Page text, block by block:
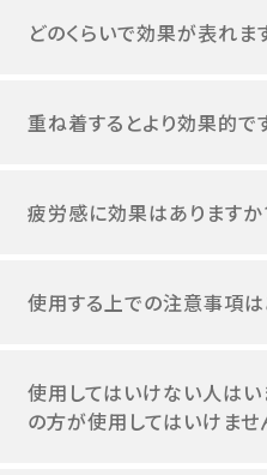
どのくらいで効果が表れま
重ね着するとより効果的で
疲労感に効果はありますか
使用する上での注意事項は
使用してはいけない人はい
の方が使用してはいけませ